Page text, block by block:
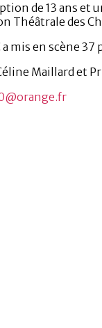
de 13 ans et
Théâtrale des
a mis en scène
Maillard et